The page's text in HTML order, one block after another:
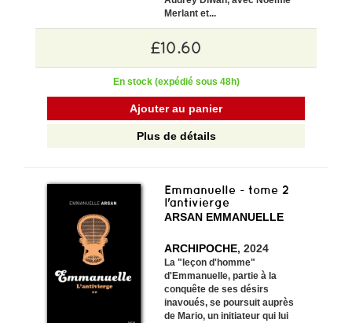
Merlant et...
£10.60
En stock (expédié sous 48h)
Ajouter au panier
Plus de détails
Emmanuelle - tome 2
l'antivierge
ARSAN EMMANUELLE
ARCHIPOCHE, 2024
La "leçon d'homme"
d'Emmanuelle, partie à la
conquête de ses désirs
inavoués, se poursuit auprès
de Mario, un initiateur qui lui